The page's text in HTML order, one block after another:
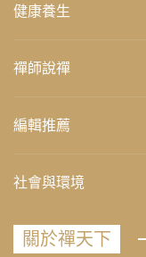
健康養生
禪師說禪
編輯推薦
社會與環境
關於禪天下